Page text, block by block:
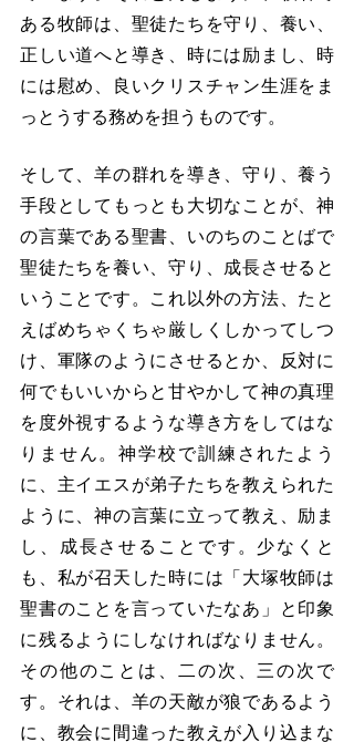
ある牧師は、聖徒たちを守り、養い、
正しい道へと導き、時には励まし、時
には慰め、良いクリスチャン生涯をま
っとうする務めを担うものです。
そして、羊の群れを導き、守り、養う
手段としてもっとも大切なことが、神
の言葉である聖書、いのちのことばで
聖徒たちを養い、守り、成長させると
いうことです。これ以外の方法、たと
えばめちゃくちゃ厳しくしかってしつ
け、軍隊のようにさせるとか、反対に
何でもいいからと甘やかして神の真理
を度外視するような導き方をしてはな
りません。神学校で訓練されたよう
に、主イエスが弟子たちを教えられた
ように、神の言葉に立って教え、励ま
し、成長させることです。少なくと
も、私が召天した時には「大塚牧師は
聖書のことを言っていたなあ」と印象
に残るようにしなければなりません。
その他のことは、二の次、三の次で
す。それは、羊の天敵が狼であるよう
に、教会に間違った教えが入り込まな